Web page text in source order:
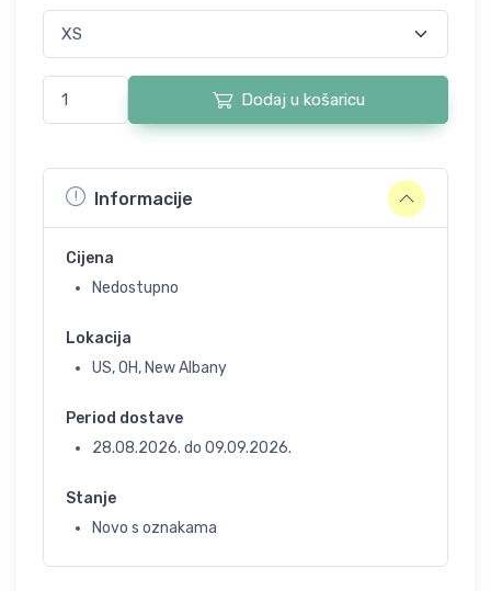
Dodaj u košaricu
Informacije
Cijena
Nedostupno
Lokacija
US, OH, New Albany
Period dostave
28.08.2026. do 09.09.2026.
Stanje
Novo s oznakama